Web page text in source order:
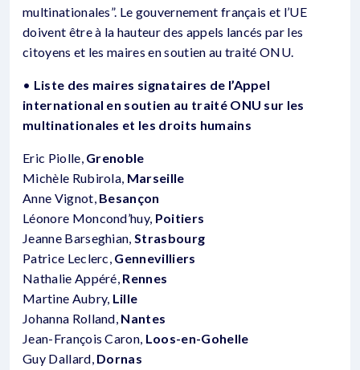
multinationales”. Le gouvernement français et l’UE
doivent être à la hauteur des appels lancés par les
citoyens et les maires en soutien au traité ONU.
• Liste des maires signataires de l’Appel
international en soutien au traité ONU sur les
multinationales et les droits humains
Eric Piolle, Grenoble
Michèle Rubirola, Marseille
Anne Vignot, Besançon
Léonore Moncond’huy, Poitiers
Jeanne Barseghian,Strasbourg
Patrice Leclerc, Gennevilliers
Nathalie Appéré, Rennes
Martine Aubry, Lille
Johanna Rolland, Nantes
Jean-François Caron, Loos-en-Gohelle
Guy Dallard, Dornas